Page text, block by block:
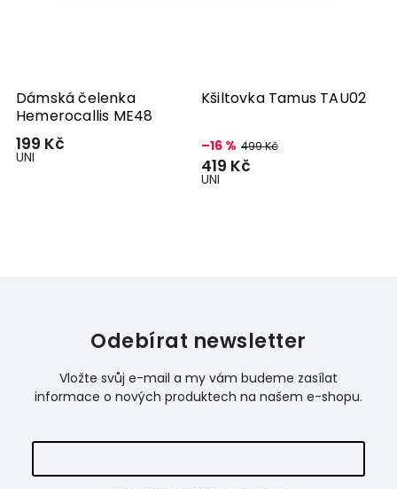
Dámská čelenka
Hemerocallis ME48
199 Kč
UNI
Kšiltovka Tamus TAU02
–16 % 499 Kč
419 Kč
UNI
Odebírat newsletter
Vložte svůj e-mail a my vám budeme zasílat
informace o nových produktech na našem e-shopu.